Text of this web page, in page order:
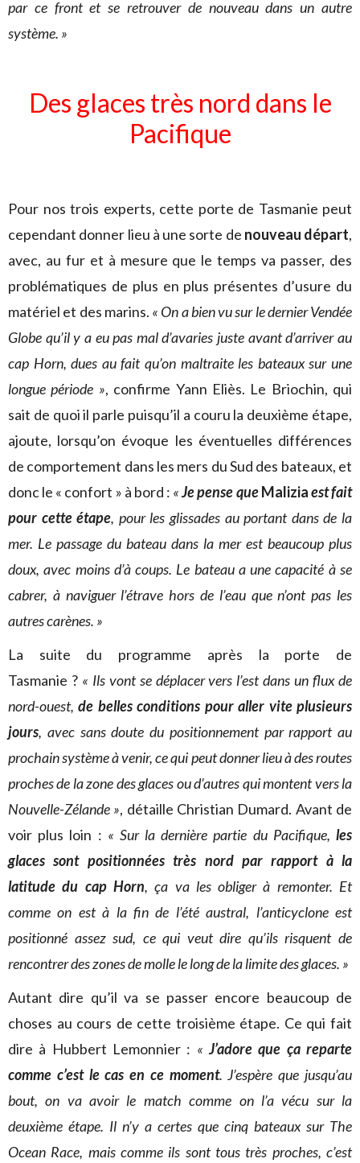
par ce front et se retrouver de nouveau dans un autre
système. »
Des glaces très nord dans le
Pacifique
Pour nos trois experts, cette porte de Tasmanie peut
cependant donner lieu à une sorte de nouveau départ,
avec, au fur et à mesure que le temps va passer, des
problématiques de plus en plus présentes d’usure du
matériel et des marins. « On a bien vu sur le dernier Vendée
Globe qu’il y a eu pas mal d’avaries juste avant d’arriver au
cap Horn, dues au fait qu’on maltraite les bateaux sur une
longue période », confirme Yann Eliès. Le Briochin, qui
sait de quoi il parle puisqu’il a couru la deuxième étape,
ajoute, lorsqu’on évoque les éventuelles différences
de comportement dans les mers du Sud des bateaux, et
donc le « confort » à bord : «Je pense queMaliziaest fait
pour cette étape, pour les glissades au portant dans de la
mer. Le passage du bateau dans la mer est beaucoup plus
doux, avec moins d’à coups. Le bateau a une capacité à se
cabrer, à naviguer l’étrave hors de l’eau que n’ont pas les
autres carènes. »
La suite du programme après la porte de
Tasmanie ? « Ils vont se déplacer vers l’est dans un flux de
nord-ouest,de belles conditions pour aller vite plusieurs
jours, avec sans doute du positionnement par rapport au
prochain système à venir, ce qui peut donner lieu à des routes
proches de la zone des glaces ou d’autres qui montent vers la
Nouvelle-Zélande », détaille Christian Dumard. Avant de
voir plus loin : « Sur la dernière partie du Pacifique,les
glaces sont positionnées très nord par rapport à la
latitude du cap Horn, ça va les obliger à remonter. Et
comme on est à la fin de l’été austral, l’anticyclone est
positionné assez sud, ce qui veut dire qu’ils risquent de
rencontrer des zones de molle le long de la limite des glaces. »
Autant dire qu’il va se passer encore beaucoup de
choses au cours de cette troisième étape. Ce qui fait
dire à Hubbert Lemonnier : «J’adore que ça reparte
comme c’est le cas en ce moment. J’espère que jusqu’au
bout, on va avoir le match comme on l’a vécu sur la
deuxième étape. Il n’y a certes que cinq bateaux sur The
Ocean Race, mais comme ils sont tous très proches, c’est